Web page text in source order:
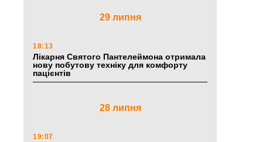
29 липня
18:13
Лікарня Святого Пантелеймона отримала
нову побутову техніку для комфорту
пацієнтів
28 липня
19:07